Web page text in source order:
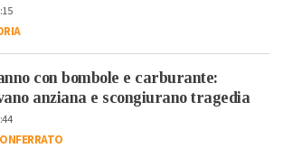
con bombole e carburante:
anziana e scongiurano tragedia